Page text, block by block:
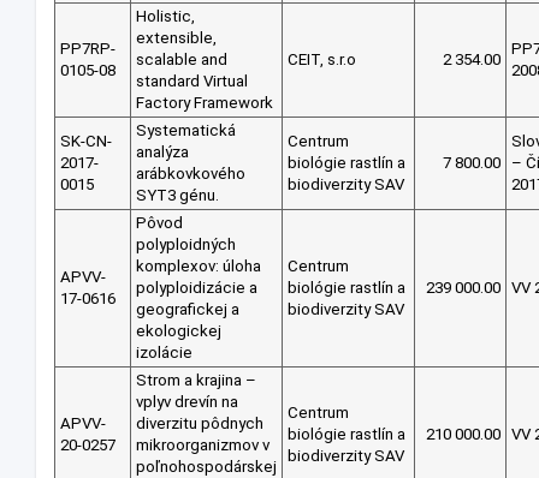
PP7RP-
0105-08
Holistic,
extensible,
scalable and
standard Virtual
Factory Framework
CEIT, s.r.o 2 354.00
SK-CN-
2017-
0015
Systematická
analýza
arábkovkového
SYT3 génu.
Centrum
biológie rastlín a
biodiverzity SAV
7 800.00
–
APVV-
17-0616
Pôvod
polyploidných
komplexov: úloha
polyploidizácie a
geografickej a
ekologickej
izolácie
Centrum
biológie rastlín a
biodiverzity SAV
239 000.00 VV
APVV-
20-0257
Strom a krajina –
vplyv drevín na
diverzitu pôdnych
mikroorganizmov v
poľnohospodárskej
Centrum
biológie rastlín a
biodiverzity SAV
210 000.00 VV